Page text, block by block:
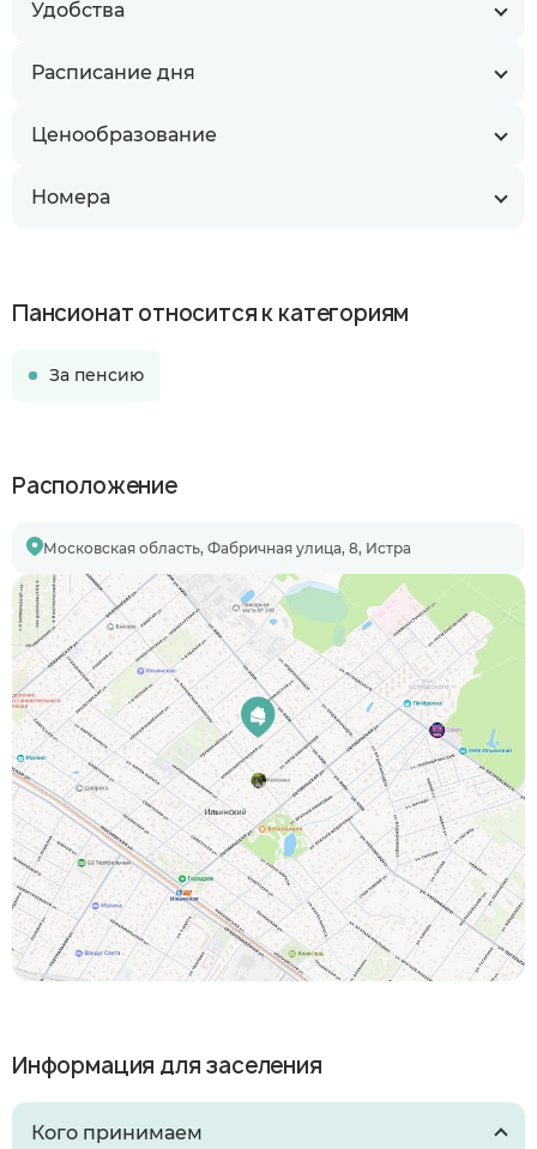
Удобства
Расписание дня
Ценообразование
Номера
Пансионат относится к категориям
За пенсию
Расположение
Московская область, Фабричная улица, 8, Истра
Информация для заселения
Кого принимаем